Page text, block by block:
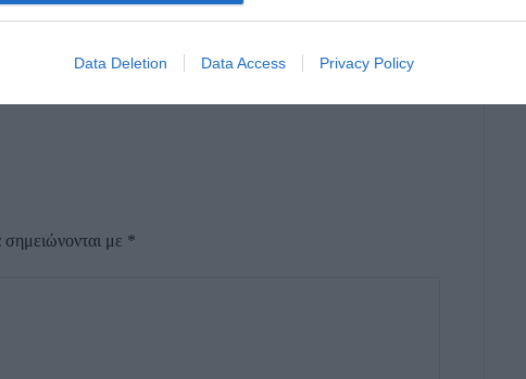
Data Deletion Data Access Privacy Policy
με *